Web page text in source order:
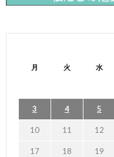
月 火 水
3 4 5
10 11 12
17 18 19